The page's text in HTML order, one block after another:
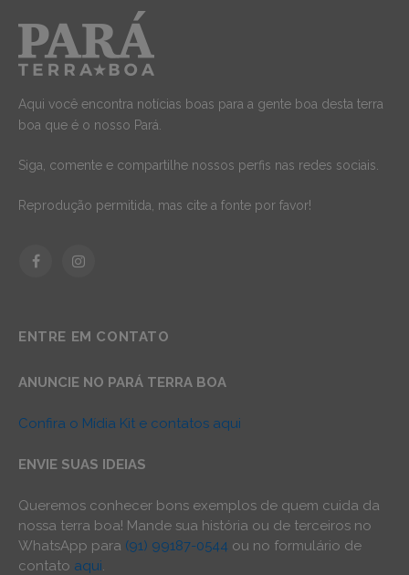
Aqui você encontra notícias boas para a gente boa desta terra
boa que é o nosso Pará.
Siga, comente e compartilhe nossos perfis nas redes sociais.
Reprodução permitida, mas cite a fonte por favor!
FacebookInstagram
ENTRE EM CONTATO
ANUNCIE NO PARÁ TERRA BOA
Confira o Mídia Kit e contatos aqui
ENVIE SUAS IDEIAS
Queremos conhecer bons exemplos de quem cuida da
nossa terra boa! Mande sua história ou de terceiros no
WhatsApp para (91) 99187-0544 ou no formulário de
contato aqui.